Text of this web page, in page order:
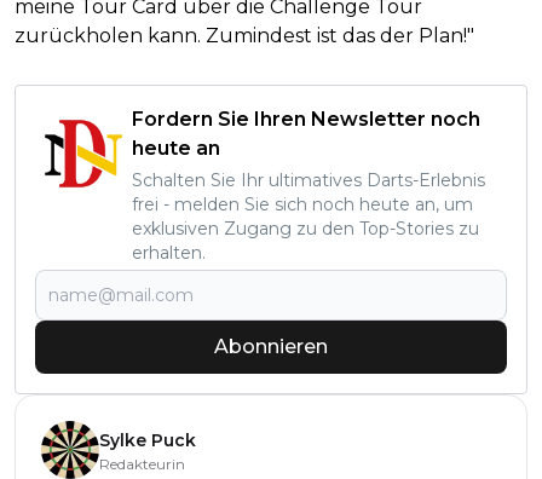
meine Tour Card über die Challenge Tour
zurückholen kann. Zumindest ist das der Plan!"
Fordern Sie Ihren Newsletter noch
heute an
Schalten Sie Ihr ultimatives Darts-Erlebnis
frei - melden Sie sich noch heute an, um
exklusiven Zugang zu den Top-Stories zu
erhalten.
Abonnieren
Sylke Puck
Redakteurin